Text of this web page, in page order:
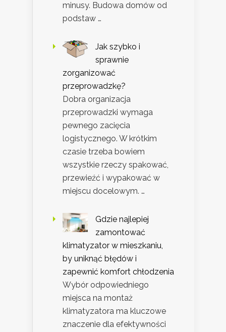
minusy. Budowa domów od
podstaw …
Jak szybko i
sprawnie
zorganizować
przeprowadzkę?
Dobra organizacja
przeprowadzki wymaga
pewnego zacięcia
logistycznego. W krótkim
czasie trzeba bowiem
wszystkie rzeczy spakować,
przewieźć i wypakować w
miejscu docelowym. …
Gdzie najlepiej
zamontować
klimatyzator w mieszkaniu,
by uniknąć błędów i
zapewnić komfort chłodzenia
Wybór odpowiedniego
miejsca na montaż
klimatyzatora ma kluczowe
znaczenie dla efektywności